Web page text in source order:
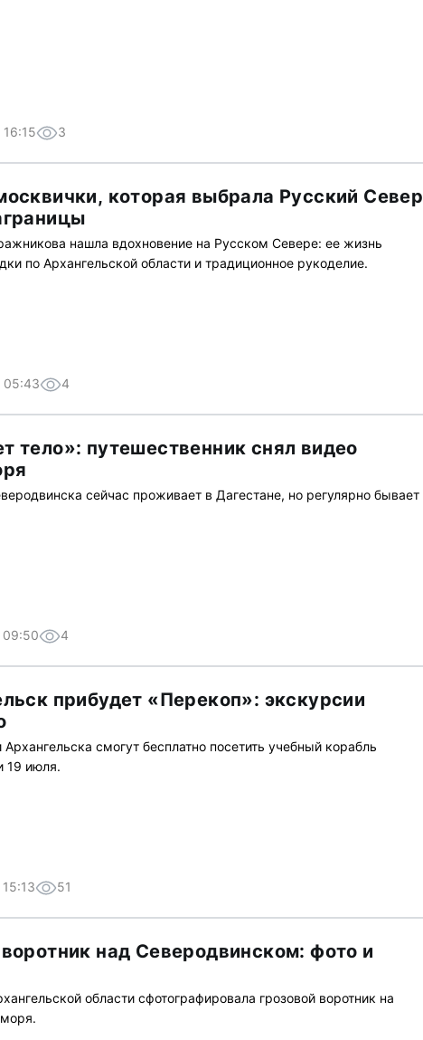
3
которая выбрала Русский Север
нашла вдохновение на Русском Севере: ее жизнь
по Архангельской области и традиционное рукоделие.
05:43 4
тело»: путешественник снял видео
сейчас проживает в Дагестане, но регулярно бывает
09:50 4
прибудет «Перекоп»: экскурсии
Архангельска смогут бесплатно посетить учебный корабль
19 июля.
51
над Северодвинском: фото и
области сфотографировала грозовой воротник на